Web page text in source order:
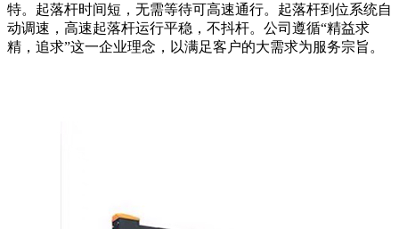
特。起落杆时间短，无需等待可高速通行。起落杆到位系统自
动调速，高速起落杆运行平稳，不抖杆。公司遵循“精益求
精，追求”这一企业理念，以满足客户的大需求为服务宗旨。